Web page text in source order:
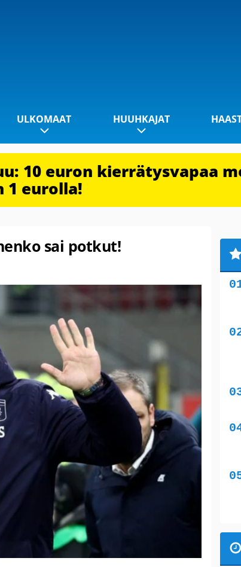
ULKOMAAT HUUHKAJAT
10 euron kierrätysvapaa
1 eurolla!
sai potkut!